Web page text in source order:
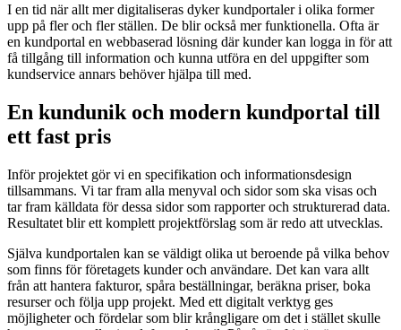
I en tid när allt mer digitaliseras dyker kundportaler i olika former
upp på fler och fler ställen. De blir också mer funktionella. Ofta är
en kundportal en webbaserad lösning där kunder kan logga in för att
få tillgång till information och kunna utföra en del uppgifter som
kundservice annars behöver hjälpa till med.
En kundunik och modern kundportal till
ett fast pris
Inför projektet gör vi en specifikation och informationsdesign
tillsammans. Vi tar fram alla menyval och sidor som ska visas och
tar fram källdata för dessa sidor som rapporter och strukturerad data.
Resultatet blir ett komplett projektförslag som är redo att utvecklas.
Själva kundportalen kan se väldigt olika ut beroende på vilka behov
som finns för företagets kunder och användare. Det kan vara allt
från att hantera fakturor, spåra beställningar, beräkna priser, boka
resurser och följa upp projekt. Med ett digitalt verktyg ges
möjligheter och fördelar som blir krångligare om det i stället skulle